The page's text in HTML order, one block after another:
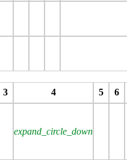
3 4 5
6
expand_circle_down